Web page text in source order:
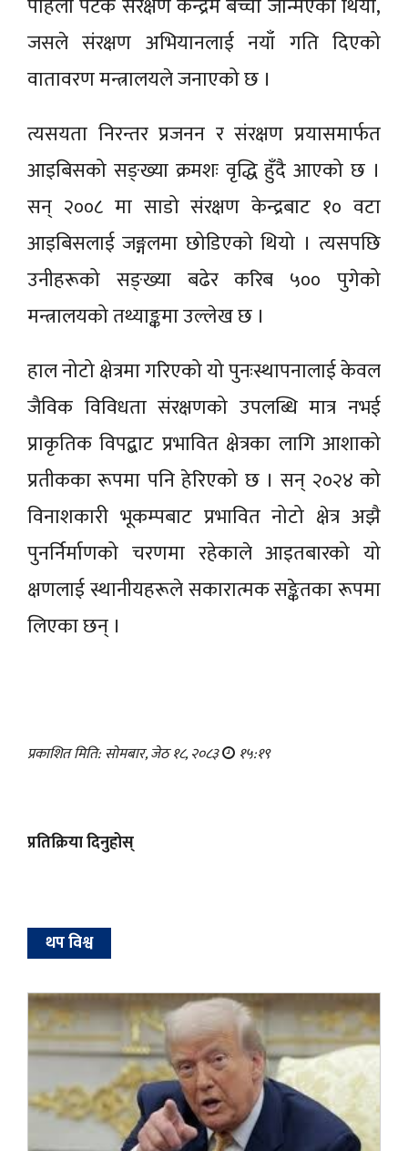
जसले संरक्षण अभियानलाई नयाँ गति दिएको
वातावरण मन्त्रालयले जनाएको छ ।
त्यसयता निरन्तर प्रजनन र संरक्षण प्रयासमार्फत
आइबिसको सङ्ख्या क्रमशः वृद्धि हुँदै आएको छ ।
सन् २००८ मा साडो संरक्षण केन्द्रबाट १० वटा
आइबिसलाई जङ्गलमा छोडिएको थियो । त्यसपछि
उनीहरूको सङ्ख्या बढेर करिब ५०० पुगेको
मन्त्रालयको तथ्याङ्कमा उल्लेख छ ।
हाल नोटो क्षेत्रमा गरिएको यो पुनःस्थापनालाई केवल
जैविक विविधता संरक्षणको उपलब्धि मात्र नभई
प्राकृतिक विपद्बाट प्रभावित क्षेत्रका लागि आशाको
प्रतीकका रूपमा पनि हेरिएको छ । सन् २०२४ को
विनाशकारी भूकम्पबाट प्रभावित नोटो क्षेत्र अझै
पुनर्निर्माणको चरणमा रहेकाले आइतबारको यो
क्षणलाई स्थानीयहरूले सकारात्मक सङ्केतका रूपमा
लिएका छन् ।
प्रकाशित मिति: सोमबार, जेठ १८, २०८३ १५:१९
प्रतिक्रिया दिनुहोस्
थप विश्व